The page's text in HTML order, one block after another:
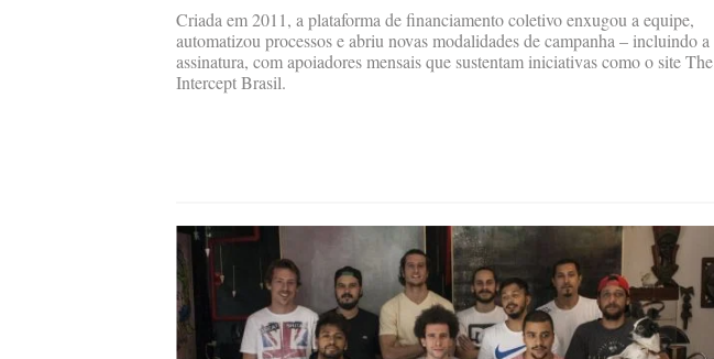
Criada em 2011, a plataforma de financiamento coletivo enxugou a equipe,
automatizou processos e abriu novas modalidades de campanha – incluindo a
assinatura, com apoiadores mensais que sustentam iniciativas como o site The
Intercept Brasil.